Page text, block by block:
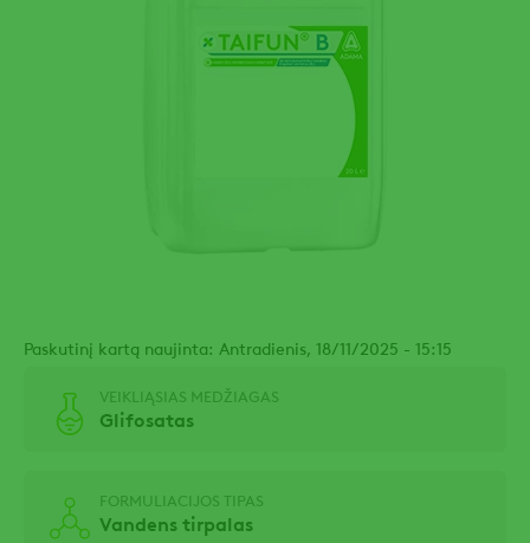
Paskutinį kartą naujinta: Antradienis, 18/11/2025 - 15:15
VEIKLIĄSIAS MEDŽIAGAS
Glifosatas
FORMULIACIJOS TIPAS
Vandens tirpalas